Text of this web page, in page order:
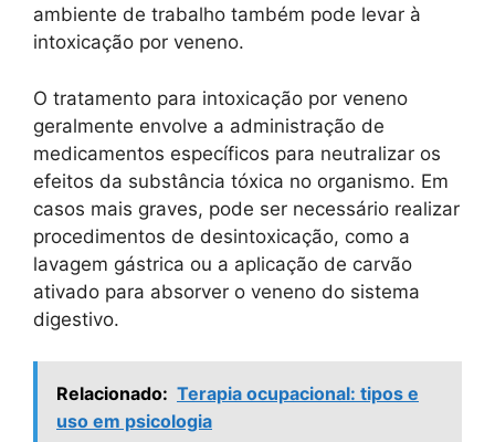
ambiente de trabalho também pode levar à
intoxicação por veneno.
O tratamento para intoxicação por veneno
geralmente envolve a administração de
medicamentos específicos para neutralizar os
efeitos da substância tóxica no organismo. Em
casos mais graves, pode ser necessário realizar
procedimentos de desintoxicação, como a
lavagem gástrica ou a aplicação de carvão
ativado para absorver o veneno do sistema
digestivo.
Relacionado: Terapia ocupacional: tipos e
uso em psicologia